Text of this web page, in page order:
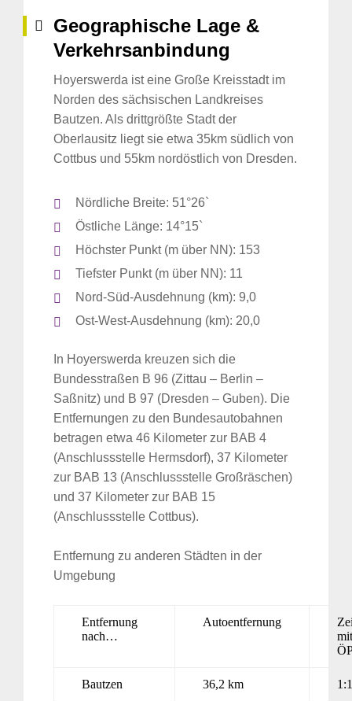
Geographische Lage &
Verkehrsanbindung
Hoyerswerda ist eine Große Kreisstadt im
Norden des sächsischen Landkreises
Bautzen. Als drittgrößte Stadt der
Oberlausitz liegt sie etwa 35km südlich von
Cottbus und 55km nordöstlich von Dresden.
Nördliche Breite: 51°26`
Östliche Länge: 14°15`
Höchster Punkt (m über NN): 153
Tiefster Punkt (m über NN): 11
Nord-Süd-Ausdehnung (km): 9,0
Ost-West-Ausdehnung (km): 20,0
In Hoyerswerda kreuzen sich die
Bundesstraßen B 96 (Zittau – Berlin –
Saßnitz) und B 97 (Dresden – Guben). Die
Entfernungen zu den Bundesautobahnen
betragen etwa 46 Kilometer zur BAB 4
(Anschlussstelle Hermsdorf), 37 Kilometer
zur BAB 13 (Anschlussstelle Großräschen)
und 37 Kilometer zur BAB 15
(Anschlussstelle Cottbus).
Entfernung zu anderen Städten in der
Umgebung
Entfernung
nach…
Autoentfernung
mit
Bautzen 36,2 km